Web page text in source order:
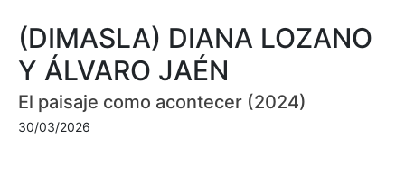
(DIMASLA) DIANA LOZANO
Y ÁLVARO JAÉN
El paisaje como acontecer (2024)
30/03/2026